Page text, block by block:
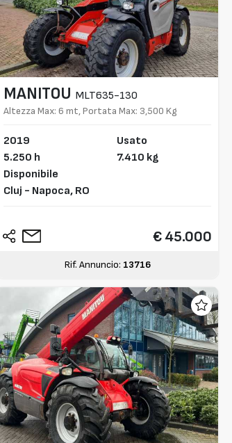
MANITOU MLT635-130
Altezza Max: 6 mt, Portata Max: 3,500 Kg
2019
5.250 h
Disponibile
Cluj - Napoca, RO
Usato
7.410 kg
€ 45.000
Rif. Annuncio: 13716